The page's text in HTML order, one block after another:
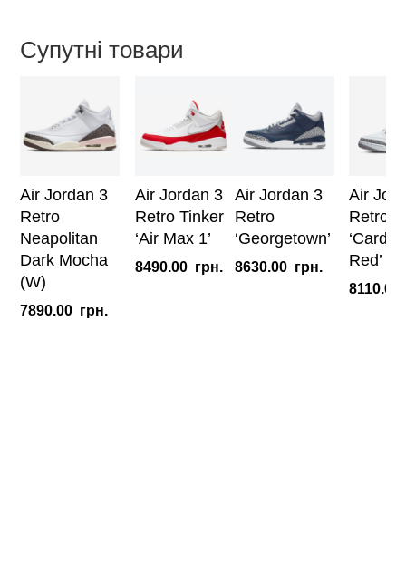
Супутні товари
Air Jordan 3
Retro
Neapolitan
Dark Mocha
(W)
7890.00 грн.
Air Jordan 3
Retro Tinker
‘Air Max 1’
8490.00 грн.
Air Jordan 3
Retro
‘Georgetown’
8630.00 грн.
Air
Retro
Red’
8110.00